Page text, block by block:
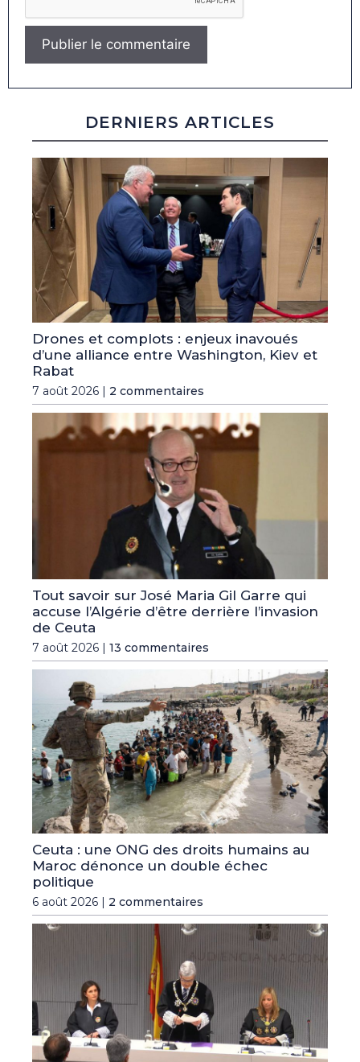
DERNIERS ARTICLES
Drones et complots : enjeux inavoués
d’une alliance entre Washington, Kiev et
Rabat
7 août 2026 | 2 commentaires
Tout savoir sur José Maria Gil Garre qui
accuse l’Algérie d’être derrière l’invasion
de Ceuta
7 août 2026 | 13 commentaires
Ceuta : une ONG des droits humains au
Maroc dénonce un double échec
politique
6 août 2026 | 2 commentaires